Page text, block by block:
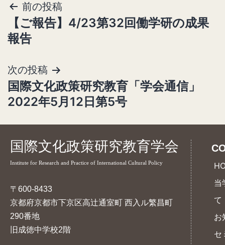
投
稿
ナ
ビ
ゲ
ー
ョ
ン
前の投稿
【ご報告】4/23第32回働学研の成果
報告
次の投稿
国際文化政策研究教育「学会通信」
2022年5月12日第5号
国際文化政策研究教育学会
Institute for Research and Practice of International Cultural Policy
〒600-8433
京都府京都市下京区高辻通室町 西入ル繁昌町
290番地
旧成徳中学校2階
当
て
お
セ